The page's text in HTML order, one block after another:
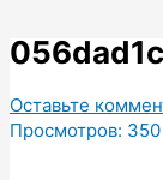
Оставьте
Просмотров: 350